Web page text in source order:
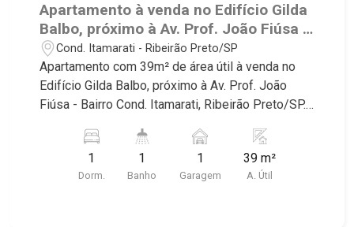
Apartamento à venda no Edifício Gilda
Balbo, próximo à Av. Prof. João Fiúsa -
Ribeirão Preto/SP.
Cond. Itamarati - Ribeirão Preto/SP
Apartamento com 39m² de área útil à venda no
Edifício Gilda Balbo, próximo à Av. Prof. João
Fiúsa - Bairro Cond. Itamarati, Ribeirão Preto/SP.
Martinelli Imobiliária selecionou para você: -
39m² de área útil - 1 dormitórios com armário e
ar-condicioando - Banheiro social - Sala 2
1
Dorm.
1
Banho
1
Garagem
39 m²
A. Útil